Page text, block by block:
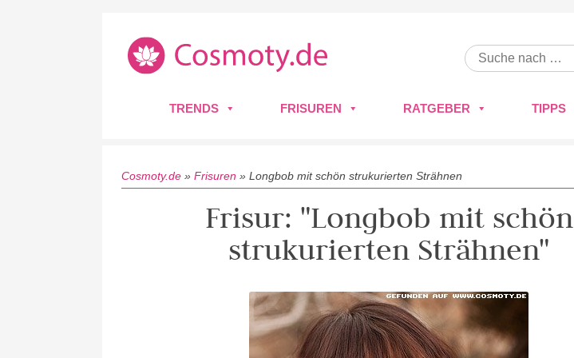
TRENDS FRISUREN RATGEBER TIPPS
Cosmoty.de » Frisuren » Longbob mit schön strukurierten Strähnen
Frisur: "Longbob mit schön
strukurierten Strähnen"